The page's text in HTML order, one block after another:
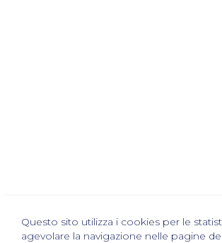
Questo sito utilizza i cookies per le
agevolare la navigazione nelle pagine